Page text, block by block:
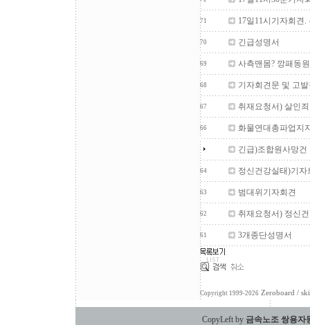
71 17일11시기자회견
70 긴급성명서
69 사측맨몸? 깡패동
68 기자회견문 및 고
67 취재요청서) 살인
66 화물연대총파업지
긴급)조합원사망
64 정신건강실태)기자
63 범대위기자회견
62 취재요청서) 정신
61 3개종단성명서
Copyright 1999-2026 Zeroboard /
CopyLeft by 금속노조 쌍용자